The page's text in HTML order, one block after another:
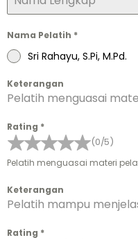
Nama Pelatih *
Sri Rahayu, S.Pi, M.Pd.
Keterangan
Pelatih menguasai
Rating *
(0/5)
Pelatih menguasai materi
Keterangan
Pelatih mampu
Rating *